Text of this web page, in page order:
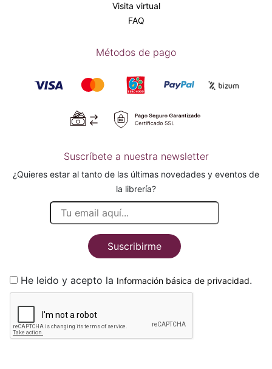
Visita virtual
FAQ
Métodos de pago
Suscríbete a nuestra newsletter
¿Quieres estar al tanto de las últimas novedades y eventos de
la librería?
Suscribirme
He leido y acepto la Información básica de privacidad.